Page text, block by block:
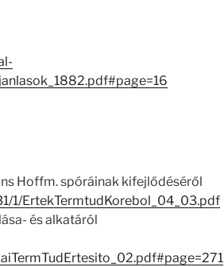
Hoffm. spóráinak kifejlődéséről
1/ErtekTermtudKorebol_04_03.pdf
és alkatáról